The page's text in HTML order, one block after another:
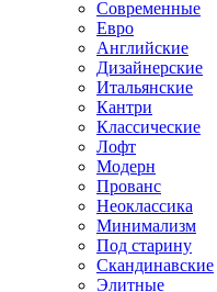
Современные
Евро
Английские
Дизайнерские
Итальянские
Кантри
Классические
Лофт
Модерн
Прованс
Неоклассика
Минимализм
Под старину
Скандинавские
Элитные